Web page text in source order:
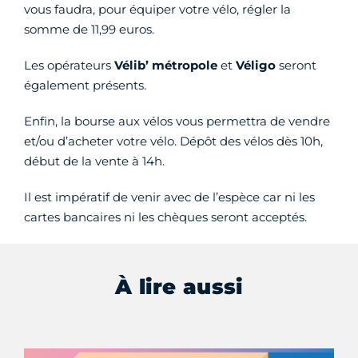
vous faudra, pour équiper votre vélo, régler la
somme de 11,99 euros.
Les opérateurs Vélib’ métropole et Véligo seront
également présents.
Enfin, la bourse aux vélos vous permettra de vendre
et/ou d’acheter votre vélo. Dépôt des vélos dès 10h,
début de la vente à 14h.
Il est impératif de venir avec de l’espèce car ni les
cartes bancaires ni les chèques seront acceptés.
À lire aussi